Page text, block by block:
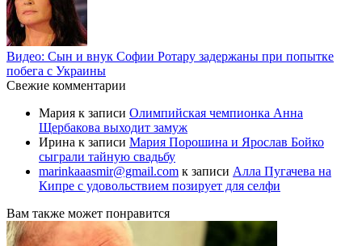
Видео: Сын и внук Софии Ротару задержаны при попытке
побега с Украины
Свежие комментарии
Мария к записи Олимпийская чемпионка Анна
Щербакова выходит замуж
Ирина к записи Мария Порошина и Ярослав Бойко
сыграли тайную свадьбу
marinkaaasmir@gmail.com к записи Алла Пугачева на
Кипре с удовольствием позирует для селфи
Вам также может понравится